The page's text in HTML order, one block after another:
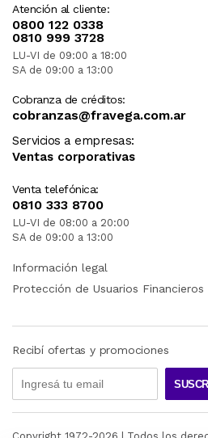
Atención al cliente:
0800 122 0338
0810 999 3728
LU-VI de 09:00 a 18:00
SA de 09:00 a 13:00
Cobranza de créditos:
cobranzas@fravega.com.ar
Servicios a empresas:
Ventas corporativas
Venta telefónica:
0810 333 8700
LU-VI de 08:00 a 20:00
SA de 09:00 a 13:00
Información legal
Protección de Usuarios Financieros
Recibí ofertas y promociones